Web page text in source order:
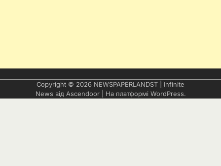
Copyright © 2026 NEWSPAPERLANDST | Infinite
News від Ascendoor| На платформі WordPress.